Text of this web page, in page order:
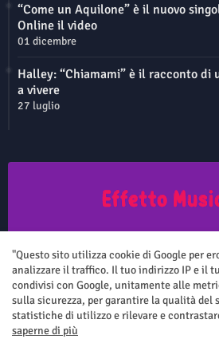
“Come un Aquilone” è il nuovo
Online il video
01 dicembre
Halley: “Chiamami” è il racconto di
a vivere
27 luglio
aggiornato senza nessuna periodicità. Non
un prodotto editoriale ai sensi della
Home
"Questo sito utilizza cookie di Google per
analizzare il traffico. Il tuo indirizzo IP e il
condivisi con Google, unitamente alle
sulla sicurezza, per garantire la qualità del
statistiche di utilizzo e rilevare e
saperne di più